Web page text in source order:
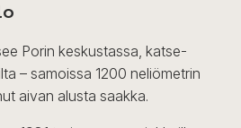
Porin keskustassa, katse-
– samoissa 1200 neliömetrin
aivan alusta saakka.